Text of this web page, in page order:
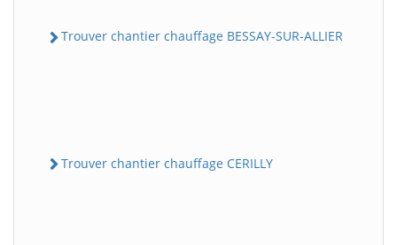
Trouver chantier chauffage BESSAY-SUR-ALLIER
Trouver chantier chauffage CERILLY